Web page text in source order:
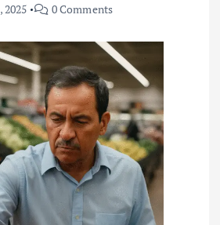
2025 0 Comments